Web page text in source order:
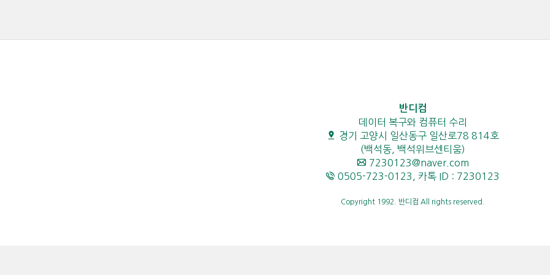
반디컴
데이터 복구와 컴퓨터 수리
경기 고양시 일산동구 일산로78 814호
(백석동, 백석위브센티움)
7230123@naver.com
0505-723-0123, 카톡 ID : 7230123
Copyright 1992. 반디컴 All rights reserved.